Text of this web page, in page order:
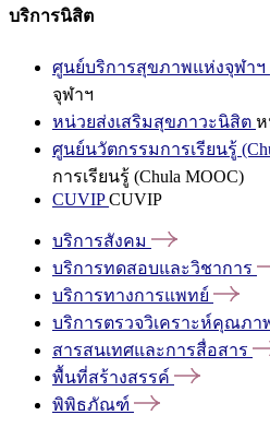
บริการนิสิต
ศูนย์บริการสุขภาพแห่งจุฬาฯ
จุฬาฯ
หน่วยส่งเสริมสุขภาวะนิสิต ห
ศูนย์นวัตกรรมการเรียนรู้
การเรียนรู้ (Chula MOOC)
CUVIPCUVIP
บริการสังคม
บริการทดสอบและวิชาการ
บริการทางการแพทย์
บริการตรวจวิเคราะห์คุณภา
สารสนเทศและการสื่อสาร
พื้นที่สร้างสรรค์
พิพิธภัณฑ์